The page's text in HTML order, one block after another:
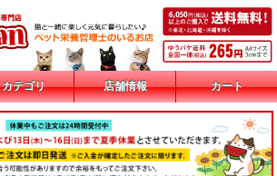
カテゴリ 店舗情報 カート